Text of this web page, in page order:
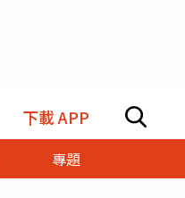
下載 APP
專題